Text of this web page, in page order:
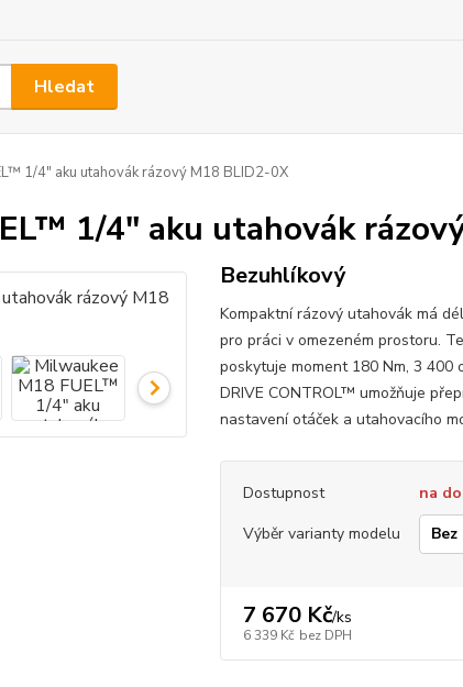
Hledat
1/4" aku utahovák rázový M18 BLID2-0X
1/4" aku utahovák
Bezuhlíkový
Kompaktní rázový utahovák má
pro práci v omezeném prostoru.
poskytuje moment 180 Nm, 3 400
DRIVE CONTROL™ umožňuje
nastavení otáček a utahovacího
Dostupnost
na
Výběr varianty modelu
7 670 Kč/ks
6 339 Kč bez DPH